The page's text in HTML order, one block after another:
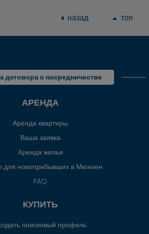
назад топ
договора о посредничестве
АРЕНДА
Аренда квартиры
Ваша заявка
Aренда жилья
для новоприбывших в Мюнхен
FAQ
КУПИТЬ
поисковый профиль